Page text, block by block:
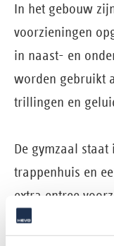
In het gebouw
voorzieningen
in naast- en
worden gebruikt
trillingen en
De gymzaal
trappenhuis en
extra entree
zaal in de